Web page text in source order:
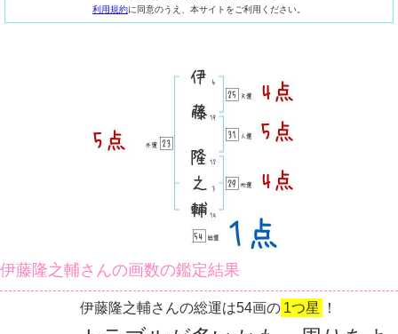
利用規約に同意のうえ、本サイトをご利用ください。
伊藤隆之輔さんの画数の鑑定結果
伊藤隆之輔さんの総運は54画の 1つ星 ！